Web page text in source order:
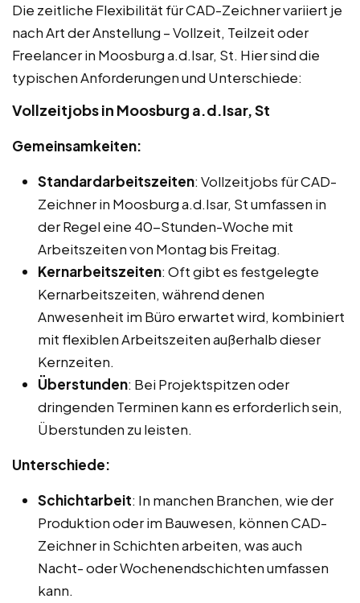
Die zeitliche Flexibilität für CAD-Zeichner variiert je
nach Art der Anstellung – Vollzeit, Teilzeit oder
Freelancer in Moosburg a.d.Isar, St. Hier sind die
typischen Anforderungen und Unterschiede:
Vollzeitjobs in Moosburg a.d.Isar, St
Gemeinsamkeiten:
Standardarbeitszeiten: Vollzeitjobs für CAD-
Zeichner in Moosburg a.d.Isar, St umfassen in
der Regel eine 40-Stunden-Woche mit
Arbeitszeiten von Montag bis Freitag.
Kernarbeitszeiten: Oft gibt es festgelegte
Kernarbeitszeiten, während denen
Anwesenheit im Büro erwartet wird, kombiniert
mit flexiblen Arbeitszeiten außerhalb dieser
Kernzeiten.
Überstunden: Bei Projektspitzen oder
dringenden Terminen kann es erforderlich sein,
Überstunden zu leisten.
Unterschiede:
Schichtarbeit: In manchen Branchen, wie der
Produktion oder im Bauwesen, können CAD-
Zeichner in Schichten arbeiten, was auch
Nacht- oder Wochenendschichten umfassen
kann.